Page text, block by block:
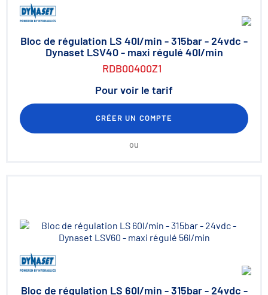
Bloc de régulation LS 40l/min - 315bar - 24vdc -
Dynaset LSV40 - maxi régulé 40l/min
RDB00400Z1
Pour voir le tarif
CRÉER UN COMPTE
ou
Bloc de régulation LS 60l/min - 315bar - 24vdc -